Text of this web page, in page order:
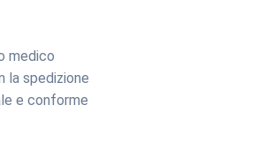
medico
la spedizione
e conforme